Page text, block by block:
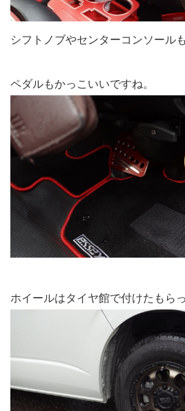
シフトノブやセンターコンソール
ペダルもかっこいいですね。
ホイールはタイヤ館で付けたもら